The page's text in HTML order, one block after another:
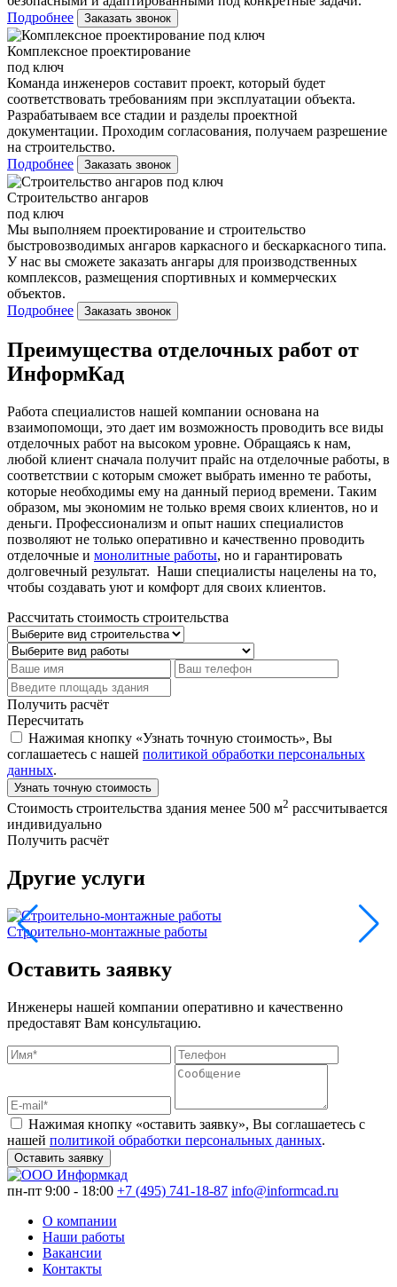
Подробнее
Заказать звонок
Комплексное проектирование
под ключ
Команда инженеров составит проект, который будет
соответствовать требованиям при эксплуатации объекта.
Разрабатываем все стадии и разделы проектной
документации. Проходим согласования, получаем разрешение
на строительство.
Подробнее
Заказать звонок
Строительство ангаров
под ключ
Мы выполняем проектирование и строительство
быстровозводимых ангаров каркасного и бескаркасного типа.
У нас вы сможете заказать ангары для производственных
комплексов, размещения спортивных и коммерческих
объектов.
Подробнее
Заказать звонок
Преимущества отделочных работ от
ИнформКад
Работа специалистов нашей компании основана на
взаимопомощи, это дает им возможность проводить все виды
отделочных работ на высоком уровне. Обращаясь к нам,
любой клиент сначала получит прайс на отделочные работы, в
соответствии с которым сможет выбрать именно те работы,
которые необходимы ему на данный период времени. Таким
образом, мы экономим не только время своих клиентов, но и
деньги. Профессионализм и опыт наших специалистов
позволяют не только оперативно и качественно проводить
отделочные и монолитные работы, но и гарантировать
долговечный результат. Наши специалисты нацелены на то,
чтобы создавать уют и комфорт для своих клиентов.
Рассчитать стоимость строительства
Получить расчёт
Пересчитать
Нажимая кнопку «Узнать точную стоимость», Вы
соглашаетесь с нашей политикой обработки персональных
данных.
Узнать точную стоимость
Стоимость строительства здания менее 500 м2 рассчитывается
индивидуально
Получить расчёт
Другие услуги
Строительно-монтажные работы
Оставить заявку
Инженеры нашей компании оперативно и качественно
предоставят Вам консультацию.
Нажимая кнопку «оставить заявку», Вы соглашаетесь с
нашей политикой обработки персональных данных.
Оставить заявку
пн-пт 9:00 - 18:00 +7 (495) 741-18-87 info@informcad.ru
О компании
Наши работы
Вакансии
Контакты